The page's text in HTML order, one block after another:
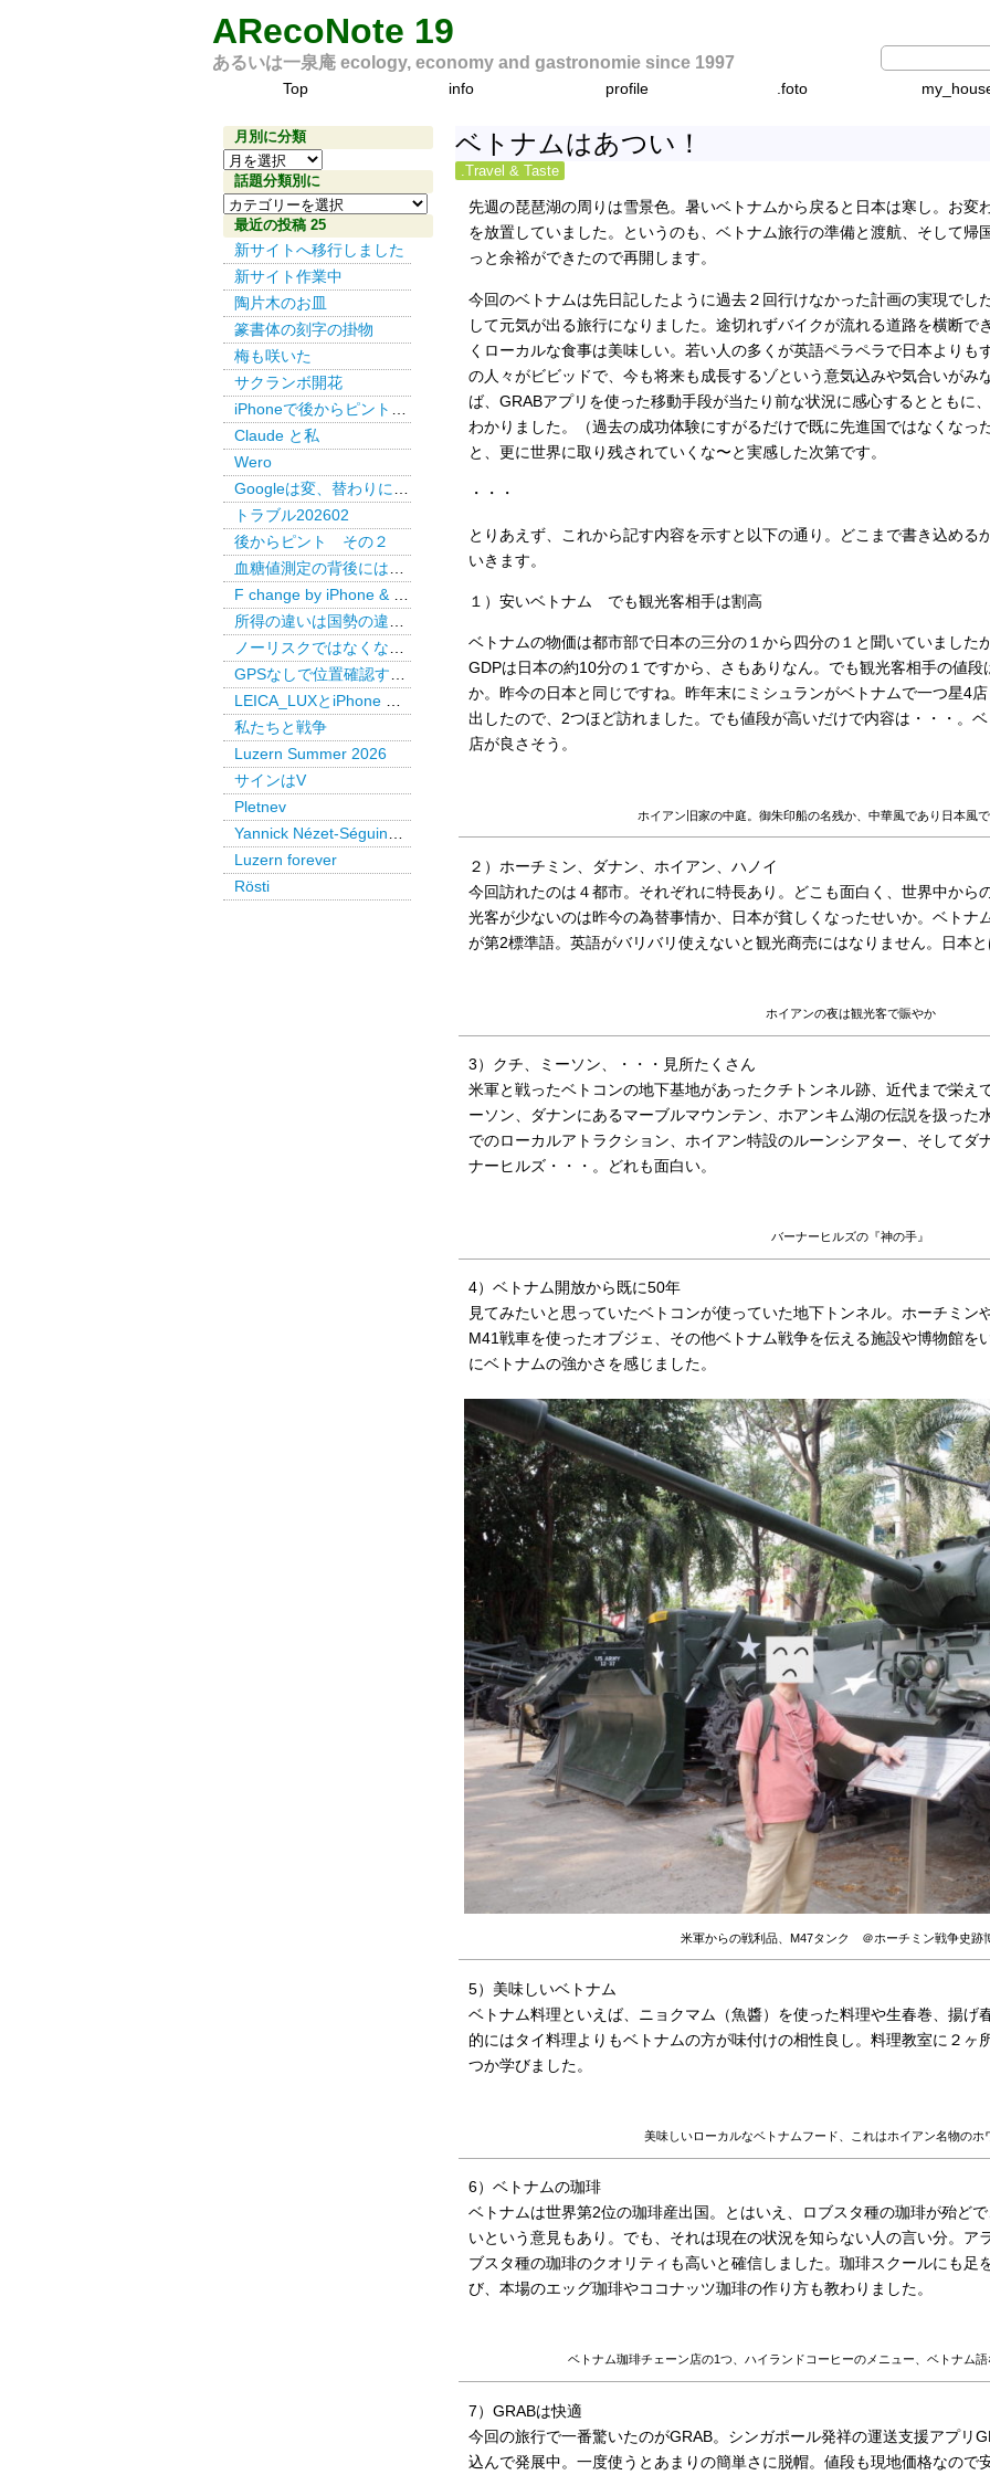
ARecoNote 19
あるいは一泉庵 ecology, economy and gastronomie since 1997
Top info profile .foto
ベトナムはあつい！
.Travel & Taste
先週の琵琶湖の周りは雪景色。暑いベトナムから戻ると日本は寒し。お変
を放置していました。というのも、ベトナム旅行の準備と渡航、そして帰
っと余裕ができたので再開します。
今回のベトナムは先日記したように過去２回行けなかった計画の実現でし
して元気が出る旅行になりました。途切れずバイクが流れる道路を横断で
くローカルな食事は美味しい。若い人の多くが英語ペラペラで日本よりも
の人々がビビッドで、今も将来も成長するゾという意気込みや気合いがみ
ば、GRABアプリを使った移動手段が当たり前な状況に感心するとともに
わかりました。（過去の成功体験にすがるだけで既に先進国ではなくなっ
と、更に世界に取り残されていくな〜と実感した次第です。
・・・
とりあえず、これから記す内容を示すと以下の通り。どこまで書き込める
いきます。
１）安いベトナム でも観光客相手は割高
ベトナムの物価は都市部で日本の三分の１から四分の１と聞いていました
GDPは日本の約10分の１ですから、さもありなん。でも観光客相手の値
か。昨今の日本と同じですね。昨年末にミシュランがベトナムで一つ星4
出したので、2つほど訪れました。でも値段が高いだけで内容は・・・。
店が良さそう。
ホイアン旧家の中庭。御朱印船の名残か、中華風であり日本風
２）ホーチミン、ダナン、ホイアン、ハノイ
今回訪れたのは４都市。それぞれに特長あり。どこも面白く、世界中から
光客が少ないのは昨今の為替事情か、日本が貧しくなったせいか。ベトナ
が第2標準語。英語がバリバリ使えないと観光商売にはなりません。日本
ホイアンの夜は観光客で賑やか
3）クチ、ミーソン、・・・見所たくさん
米軍と戦ったベトコンの地下基地があったクチトンネル跡、近代まで栄え
ーソン、ダナンにあるマーブルマウンテン、ホアンキム湖の伝説を扱った
でのローカルアトラクション、ホイアン特設のルーンシアター、そしてダ
ナーヒルズ・・・。どれも面白い。
バーナーヒルズの『神の手』
4）ベトナム開放から既に50年
見てみたいと思っていたベトコンが使っていた地下トンネル。ホーチミン
M41戦車を使ったオブジェ、その他ベトナム戦争を伝える施設や博物館を
にベトナムの強かさを感じました。
米軍からの戦利品、M47タンク ＠ホーチミン戦争史跡
5）美味しいベトナム
ベトナム料理といえば、ニョクマム（魚醬）を使った料理や生春巻、揚げ
的にはタイ料理よりもベトナムの方が味付けの相性良し。料理教室に２ヶ
つか学びました。
美味しいローカルなベトナムフード、これはホイアン名物のホ
6）ベトナムの珈琲
ベトナムは世界第2位の珈琲産出国。とはいえ、ロブスタ種の珈琲が殆ど
いという意見もあり。でも、それは現在の状況を知らない人の言い分。ア
ブスタ種の珈琲のクオリティも高いと確信しました。珈琲スクールにも足
び、本場のエッグ珈琲やココナッツ珈琲の作り方も教わりました。
ベトナム珈琲チェーン店の1つ、ハイランドコーヒーのメニュー、ベトナム
7）GRABは快適
今回の旅行で一番驚いたのがGRAB。シンガポール発祥の運送支援アプリ
込んで発展中。一度使うとあまりの簡単さに脱帽。値段も現地価格なので
月別に分類
月
別
に
分
類
話題分類別に
話
題
分
類
別
に
最近の投稿 25
新サイトへ移行しました
新サイト作業中
陶片木のお皿
篆書体の刻字の掛物
梅も咲いた
サクランボ開花
Claude と私
Wero
トラブル202602
後からピント その２
私たちと戦争
Luzern Summer 2026
サインはV
Pletnev
Luzern forever
Rösti